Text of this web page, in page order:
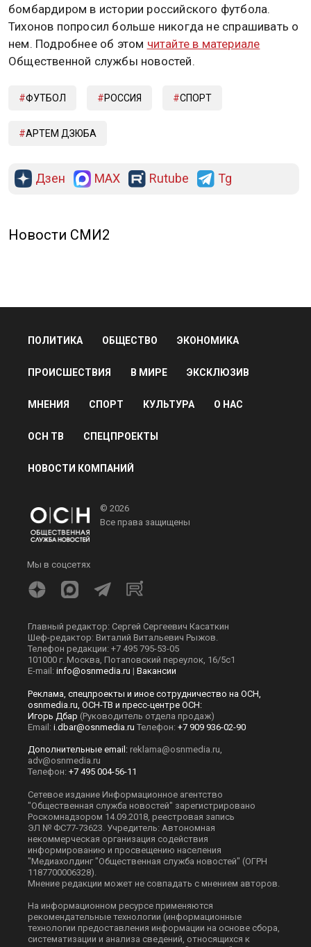
бомбардиром в истории российского футбола.
Тихонов попросил больше никогда не спрашивать о
нем. Подробнее об этом читайте в материале
Общественной службы новостей.
ФУТБОЛ РОССИЯ СПОРТ
АРТЕМ ДЗЮБА
Дзен MAX Rutube Tg
Новости СМИ2
ПОЛИТИКА ОБЩЕСТВО ЭКОНОМИКА
ПРОИСШЕСТВИЯ В МИРЕ ЭКСКЛЮЗИВ
МНЕНИЯ СПОРТ КУЛЬТУРА О НАС
ОСН ТВ СПЕЦПРОЕКТЫ
НОВОСТИ КОМПАНИЙ
© 2026
Все права защищены
Мы в соцсетях
Главный редактор: Сергей Сергеевич Касаткин
Шеф-редактор: Виталий Витальевич Рыжов.
Телефон редакции: +7 495 795-53-05
101000 г. Москва, Потаповский переулок, 16/5с1
E-mail: info@osnmedia.ru | Вакансии
Реклама, спецпроекты и иное сотрудничество на ОСН,
osnmedia.ru, ОСН-ТВ и пресс-центре ОСН:
Игорь Дбар (Руководитель отдела продаж)
Email: i.dbar@osnmedia.ru Телефон: +7 909 936-02-90
Дополнительные email: reklama@osnmedia.ru,
adv@osnmedia.ru
Телефон: +7 495 004-56-11
Сетевое издание Информационное агентство
"Общественная служба новостей" зарегистрировано
Роскомнадзором 14.09.2018, реестровая запись
ЭЛ № ФС77-73623. Учредитель: Автономная
некоммерческая организация содействия
информированию и просвещению населения
"Медиахолдинг "Общественная служба новостей" (ОГРН
1187700006328).
Мнение редакции может не совпадать с мнением авторов.
На информационном ресурсе применяются
рекомендательные технологии (информационные
технологии предоставления информации на основе сбора,
систематизации и анализа сведений, относящихся к